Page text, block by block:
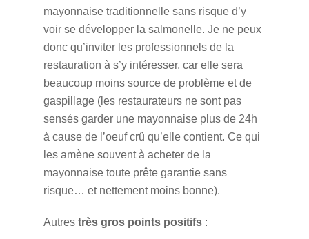
mayonnaise traditionnelle sans risque d’y
voir se développer la salmonelle. Je ne peux
donc qu’inviter les professionnels de la
restauration à s’y intéresser, car elle sera
beaucoup moins source de problème et de
gaspillage (les restaurateurs ne sont pas
sensés garder une mayonnaise plus de 24h
à cause de l’oeuf crû qu’elle contient. Ce qui
les amène souvent à acheter de la
mayonnaise toute prête garantie sans
risque… et nettement moins bonne).
Autres très gros points positifs: